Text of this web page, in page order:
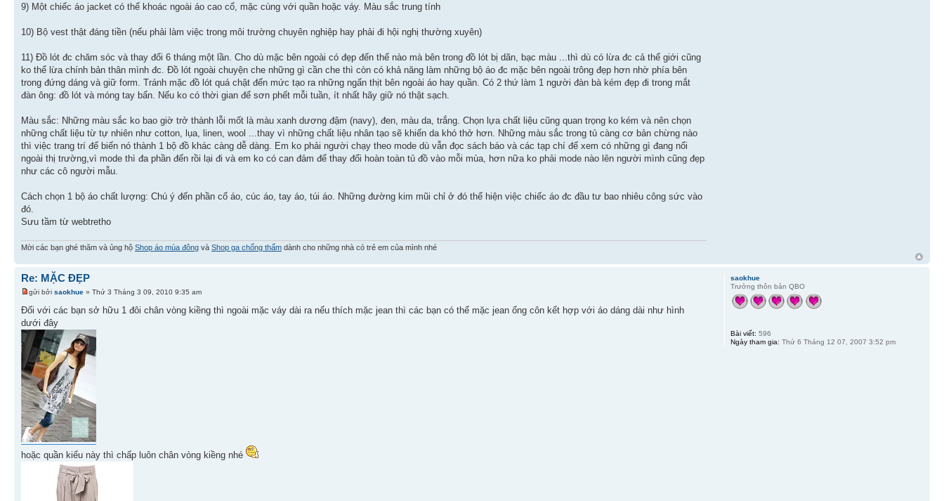
9) Một chiếc áo jacket có thể khoác ngoài áo cao cổ, mặc cùng với quần hoặc váy. Màu sắc trung tính
10) Bộ vest thật đáng tiền (nếu phải làm việc trong môi trường chuyên nghiệp hay phải đi hội nghị thường xuyên)
11) Đồ lót đc chăm sóc và thay đổi 6 tháng một lần. Cho dù mặc bên ngoài có đẹp đến thế nào mà bên trong đồ lót bị dãn, bạc màu ...thì dù có lừa đc cả thế giới cũng
ko thể lừa chính bản thân mình đc. Đồ lót ngoài chuyện che những gì cần che thì còn có khả năng làm những bộ áo đc mặc bên ngoài trông đẹp hơn nhờ phía bên
trong đứng dáng và giữ form. Tránh mặc đồ lót quá chật đến mức tạo ra những ngấn thịt bên ngoài áo hay quần. Có 2 thứ làm 1 người đàn bà kém đẹp đi trong mắt
đàn ông: đồ lót và móng tay bẩn. Nếu ko có thời gian để sơn phết mỗi tuần, ít nhất hãy giữ nó thật sạch.
Màu sắc: Những màu sắc ko bao giờ trở thành lỗi mốt là màu xanh dương đậm (navy), đen, màu da, trắng. Chọn lựa chất liệu cũng quan trọng ko kém và nên chọn
những chất liệu từ tự nhiên như cotton, lụa, linen, wool ...thay vì những chất liệu nhân tạo sẽ khiến da khó thở hơn. Những màu sắc trong tủ càng cơ bản chừng nào
thì việc trang trí để biến nó thành 1 bộ đồ khác càng dễ dàng. Em ko phải người chạy theo mode dù vẫn đọc sách báo và các tạp chí để xem có những gì đang nổi
ngoài thị trường,vì mode thì đa phần đến rồi lại đi và em ko có can đảm để thay đổi hoàn toàn tủ đồ vào mỗi mùa, hơn nữa ko phải mode nào lên người mình cũng đẹp
như các cô người mẫu.
Cách chọn 1 bộ áo chất lượng: Chú ý đến phần cổ áo, cúc áo, tay áo, túi áo. Những đường kim mũi chỉ ở đó thể hiện việc chiếc áo đc đầu tư bao nhiêu công sức vào
đó.
Sưu tầm từ webtretho
Mời các bạn ghé thăm và ủng hộ Shop áo mùa đông và Shop ga chống thấm dành cho những nhà có trẻ em của mình nhé
Re: MẶC ĐẸP
gửi bởi saokhue » Thứ 3 Tháng 3 09, 2010 9:35 am
Đối với các bạn sở hữu 1 đôi chân vòng kiềng thì ngoài mặc váy dài ra nếu thích mặc jean thì các bạn có thể mặc jean ống côn kết hợp với áo dáng dài như hình
dưới đây
hoặc quần kiểu này thì chấp luôn chân vòng kiềng nhé
saokhue
Trưởng thôn bản QBO
Bài viết: 596
Ngày tham gia: Thứ 6 Tháng 12 07, 2007 3:52 pm